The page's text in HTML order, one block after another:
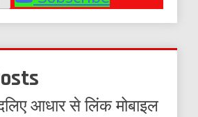
आधार से लिंक मोबाइल